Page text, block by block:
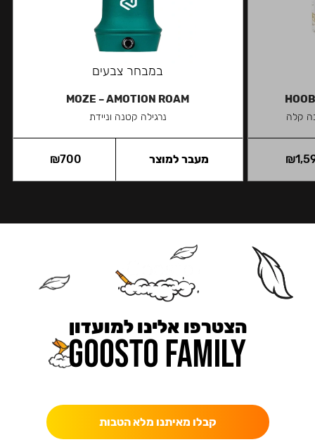
קלה
₪
במבחר צבעים
MOZE – AMOTION ROAM
נרגילה קטנה וניידת
₪700 מעבר למוצר
הצטרפו אלינו למועדון
קבלו מאיתנו מלא הטבות